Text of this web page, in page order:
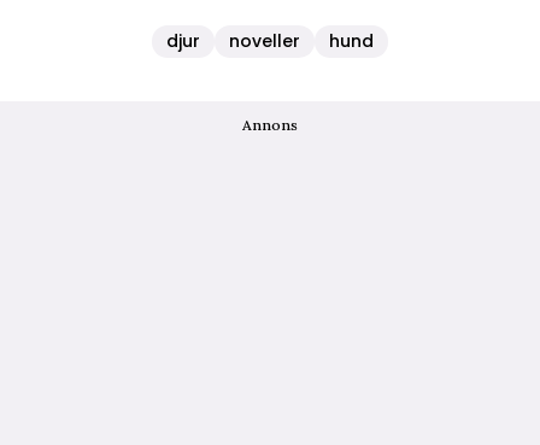
djur noveller hund
Annons